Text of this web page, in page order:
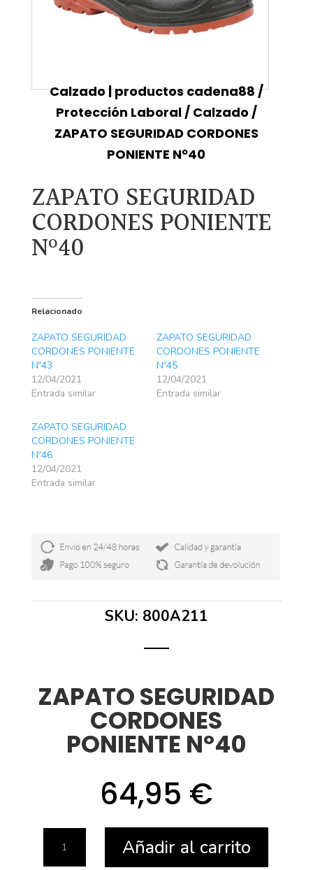
Calzado | productos cadena88/
Protección Laboral/ Calzado /
ZAPATO SEGURIDAD CORDONES
PONIENTE Nº40
ZAPATO SEGURIDAD
CORDONES PONIENTE
Nº40
Relacionado
ZAPATO SEGURIDAD
CORDONES PONIENTE
Nº43
12/04/2021
Entrada similar
ZAPATO SEGURIDAD
CORDONES PONIENTE
Nº45
12/04/2021
Entrada similar
ZAPATO SEGURIDAD
CORDONES PONIENTE
Nº46
12/04/2021
Entrada similar
SKU: 800A211
ZAPATO SEGURIDAD
CORDONES
PONIENTE Nº40
64,95 €
Añadir al carrito